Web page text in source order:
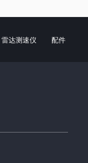
雷达测速仪 配件